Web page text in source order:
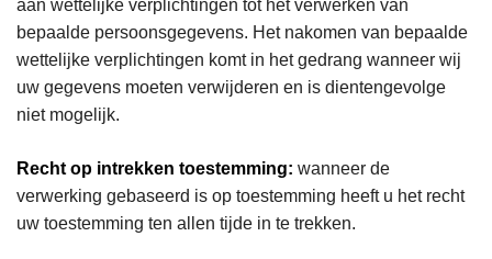
aan wettelijke verplichtingen tot het verwerken van
bepaalde persoonsgegevens. Het nakomen van bepaalde
wettelijke verplichtingen komt in het gedrang wanneer wij
uw gegevens moeten verwijderen en is dientengevolge
niet mogelijk.
Recht op intrekken toestemming: wanneer de
verwerking gebaseerd is op toestemming heeft u het recht
uw toestemming ten allen tijde in te trekken.